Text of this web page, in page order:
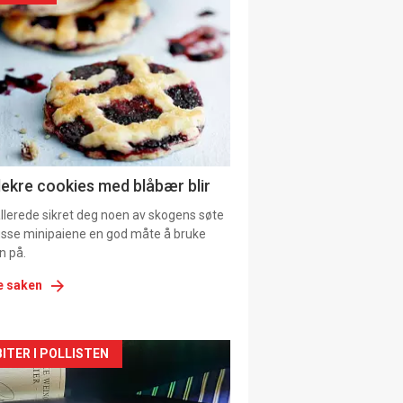
cookies med blåbær blir
sikret deg noen av skogens søte
minipaiene en god måte å bruke
på.
saken
I POLLISTEN